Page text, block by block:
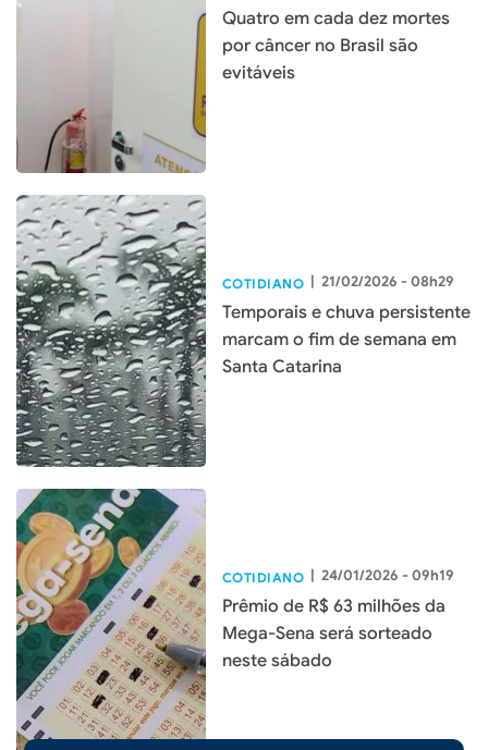
Quatro em cada dez mortes
por câncer no Brasil são
evitáveis
COTIDIANO | 21/02/2026 - 08h29
Temporais e chuva persistente
marcam o fim de semana em
Santa Catarina
COTIDIANO | 24/01/2026 - 09h19
Prêmio de R$ 63 milhões da
Mega-Sena será sorteado
neste sábado